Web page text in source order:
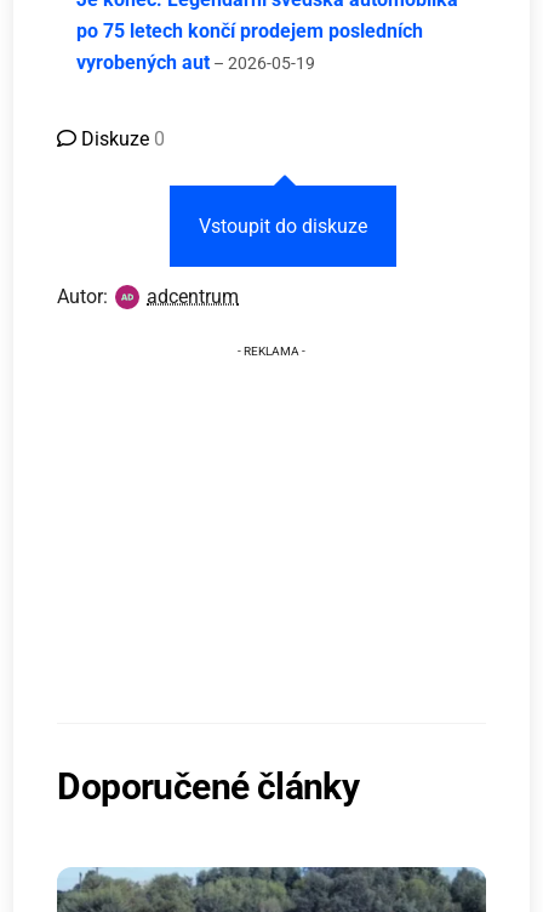
po 75 letech končí prodejem posledních
vyrobených aut – 2026-05-19
Diskuze 0
Vstoupit do diskuze
Autor: adcentrum
Doporučené články